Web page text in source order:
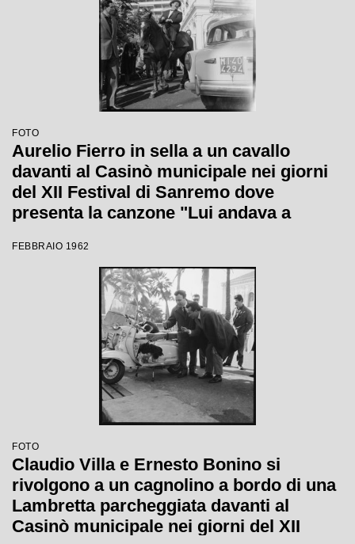
FOTO
Aurelio Fierro in sella a un cavallo
davanti al Casinò municipale nei giorni
del XII Festival di Sanremo dove
presenta la canzone "Lui andava a
FEBBRAIO 1962
FOTO
Claudio Villa e Ernesto Bonino si
rivolgono a un cagnolino a bordo di una
Lambretta parcheggiata davanti al
Casinò municipale nei giorni del XII